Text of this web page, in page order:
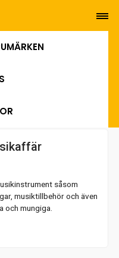
såsom
musiktillbehör och även
och mungiga.